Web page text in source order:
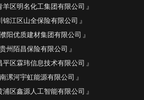
羊区明名化工集团有限公司
锦江区山全保险有限公司
阳优质建材集团有限公司
贵州陌昌保险有限公司
平区霖玮信息技术有限公司
漯河宇虹能源有限公司
浦区鑫源人工智能有限公司